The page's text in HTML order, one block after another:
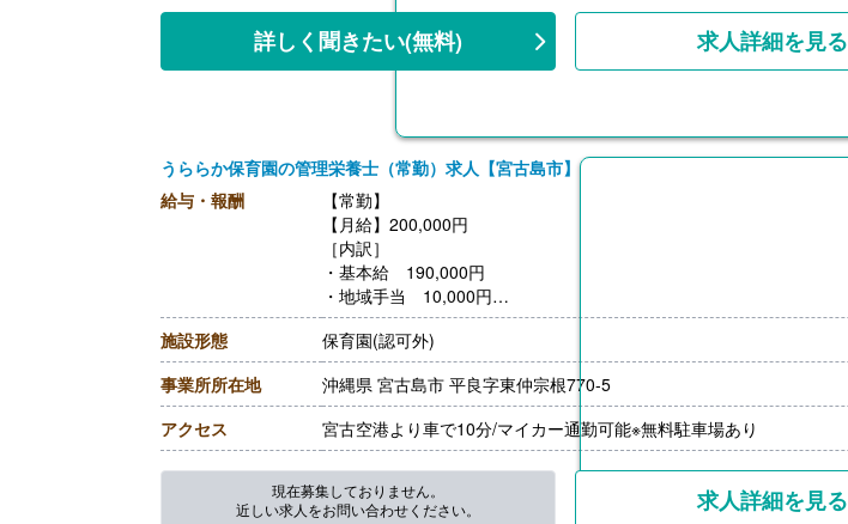
詳しく聞きたい(無料) 求人詳細を見る
うららか保育園の管理栄養士（常勤）求人【宮古島市】
給与・報酬
【常勤】
【月給】200,000円
［内訳］
・基本給 190,000円
・地域手当 10,000円
［その他手当］
・時間外手当
・休日出勤手当
・扶養手当 5,000円-30,000円
・勤続手当
・奨学金返済手当
【通勤手当】あり（上限4,100円/月）※2km以上
【昇給】あり（1月あたり2,000円）※前年度実績
施設形態
保育園(認可外)
事業所所在地
沖縄県 宮古島市 平良字東仲宗根770-5
アクセス
宮古空港より車で10分/マイカー通勤可能※無料駐車場あり
現在募集しておりません。
近しい求人をお問い合わせください。
求人詳細を見る